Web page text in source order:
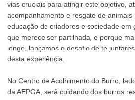
vias cruciais para atingir este objetivo,
acompanhamento e resgate de animais
educação de criadores e sociedade em
que merece ser partilhada, e porque
longe, lançamos o desafio de te
desta experiência.
No Centro de Acolhimento do Burro,
da AEPGA, será cuidando dos burros